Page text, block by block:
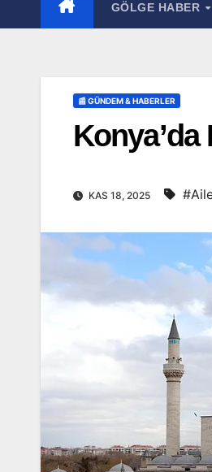
GÖLGE HABER
📰 GÜNDEM & HABERLER
Konya’da
KAS 18, 2025